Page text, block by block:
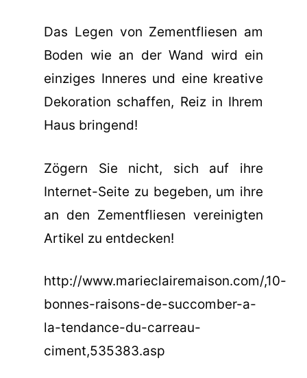
Das Legen von Zementfliesen am
Boden wie an der Wand wird ein
einziges Inneres und eine kreative
Dekoration schaffen, Reiz in Ihrem
Haus bringend!
Zögern Sie nicht, sich auf ihre
Internet-Seite zu begeben, um ihre
an den Zementfliesen vereinigten
Artikel zu entdecken!
http://www.marieclairemaison.com/,10-
bonnes-raisons-de-succomber-a-
la-tendance-du-carreau-
ciment,535383.asp